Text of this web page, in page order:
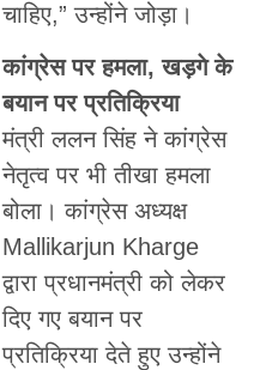
चाहिए,” उन्होंने जोड़ा।
कांग्रेस पर हमला, खड़गे के
बयान पर प्रतिक्रिया
मंत्री ललन सिंह ने कांग्रेस
नेतृत्व पर भी तीखा हमला
बोला। कांग्रेस अध्यक्ष
Mallikarjun Kharge
द्वारा प्रधानमंत्री को लेकर
दिए गए बयान पर
प्रतिक्रिया देते हुए उन्होंने